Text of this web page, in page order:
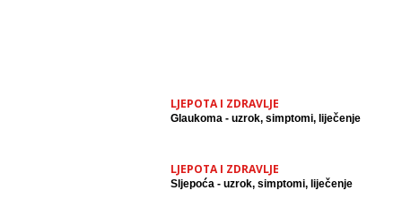
LJEPOTA I ZDRAVLJE
Glaukoma - uzrok, simptomi, liječenje
LJEPOTA I ZDRAVLJE
Sljepoća - uzrok, simptomi, liječenje